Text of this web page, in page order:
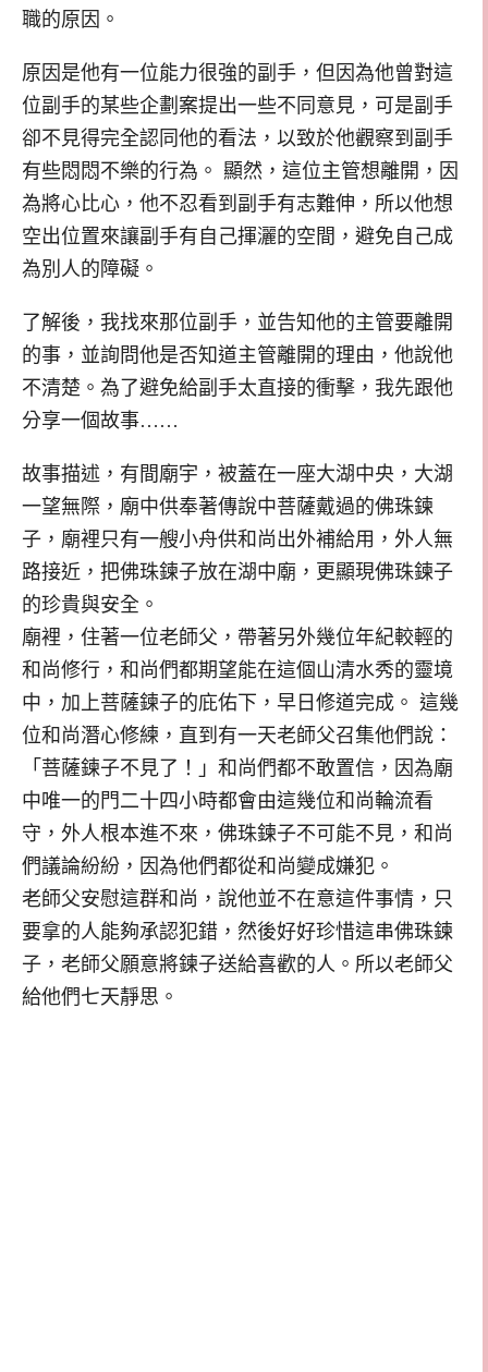
職的原因。
原因是他有一位能力很強的副手，但因為他曾對這
位副手的某些企劃案提出一些不同意見，可是副手
卻不見得完全認同他的看法，以致於他觀察到副手
有些悶悶不樂的行為。 顯然，這位主管想離開，因
為將心比心，他不忍看到副手有志難伸，所以他想
空出位置來讓副手有自己揮灑的空間，避免自己成
為別人的障礙。
了解後，我找來那位副手，並告知他的主管要離開
的事，並詢問他是否知道主管離開的理由，他說他
不清楚。為了避免給副手太直接的衝擊，我先跟他
分享一個故事……
故事描述，有間廟宇，被蓋在一座大湖中央，大湖
一望無際，廟中供奉著傳說中菩薩戴過的佛珠鍊
子，廟裡只有一艘小舟供和尚出外補給用，外人無
路接近，把佛珠鍊子放在湖中廟，更顯現佛珠鍊子
的珍貴與安全。
廟裡，住著一位老師父，帶著另外幾位年紀較輕的
和尚修行，和尚們都期望能在這個山清水秀的靈境
中，加上菩薩鍊子的庇佑下，早日修道完成。 這幾
位和尚潛心修練，直到有一天老師父召集他們說：
「菩薩鍊子不見了！」和尚們都不敢置信，因為廟
中唯一的門二十四小時都會由這幾位和尚輪流看
守，外人根本進不來，佛珠鍊子不可能不見，和尚
們議論紛紛，因為他們都從和尚變成嫌犯。
老師父安慰這群和尚，說他並不在意這件事情，只
要拿的人能夠承認犯錯，然後好好珍惜這串佛珠鍊
子，老師父願意將鍊子送給喜歡的人。所以老師父
給他們七天靜思。